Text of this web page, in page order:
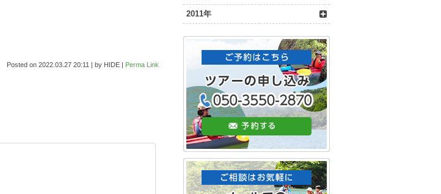
Posted on 2022.03.27 20:11 | by HIDE | Perma Link
2011年